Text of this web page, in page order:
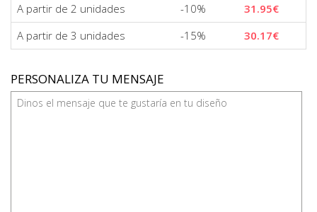
A partir de 2 unidades
-10%
31.95€
A partir de 3 unidades
-15% 30.17€
PERSONALIZA TU MENSAJE